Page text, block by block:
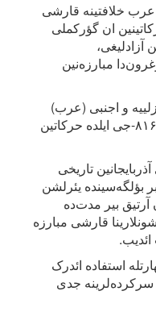
جو عصرده عرب خلافتینه قارشی
ان گؤرکملی
مبارزه‌نین
و اجنبی (عرب)
آغالیغینا قارشی یؤنلمیشدی. بابک ۸۱۶-جی ایلده حرکاتین
تاریخی
بؤلگه‌سینده یئرلشن
بابک ۲۰ ایلده‌ن آرتیق بیر مدت‌ده
قارشی مبارزه
استفاده ائد‌رک
سرکرده‌لرینه جدی